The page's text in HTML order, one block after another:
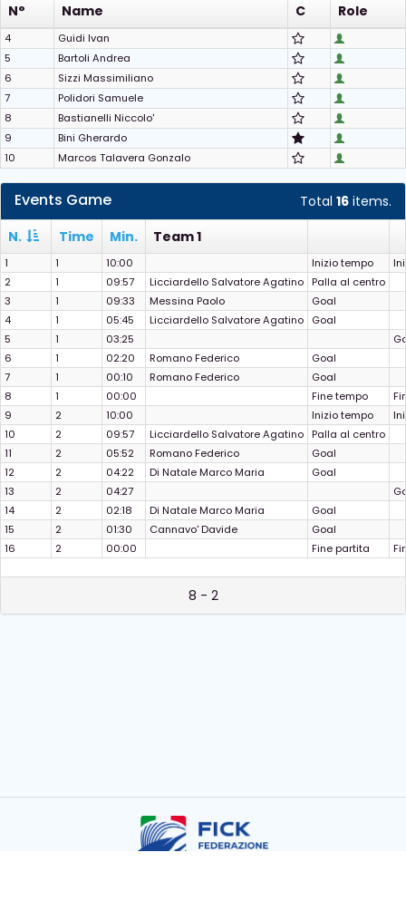
N°
Name C Role
4
Guidi Ivan
5
Bartoli Andrea
6
Sizzi Massimiliano
7
Polidori Samuele
8
Bastianelli Niccolo'
9
Bini Gherardo
10
Marcos Talavera Gonzalo
Total 16 items.
Events Game
N. Time Min. Team 1
1 1 10:00 Inizio tempo
2
1 09:57 Licciardello Salvatore Agatino Palla al centro
3
1 09:33 Messina Paolo
Goal
4
1 05:45 Licciardello Salvatore Agatino
Goal
5
1 03:25
6
1 02:20 Romano Federico
Goal
7
1 00:10 Romano Federico
Goal
8
1 00:00 Fine tempo
9
2 10:00 Inizio tempo
10
2 09:57 Licciardello Salvatore Agatino Palla al centro
11
2 05:52 Romano Federico
Goal
12
2 04:22 Di Natale Marco Maria
Goal
13
2 04:27
14
2 02:18 Di Natale Marco Maria
Goal
15
2 01:30 Cannavo' Davide
Goal
16
2 00:00 Fine partita
8 - 2